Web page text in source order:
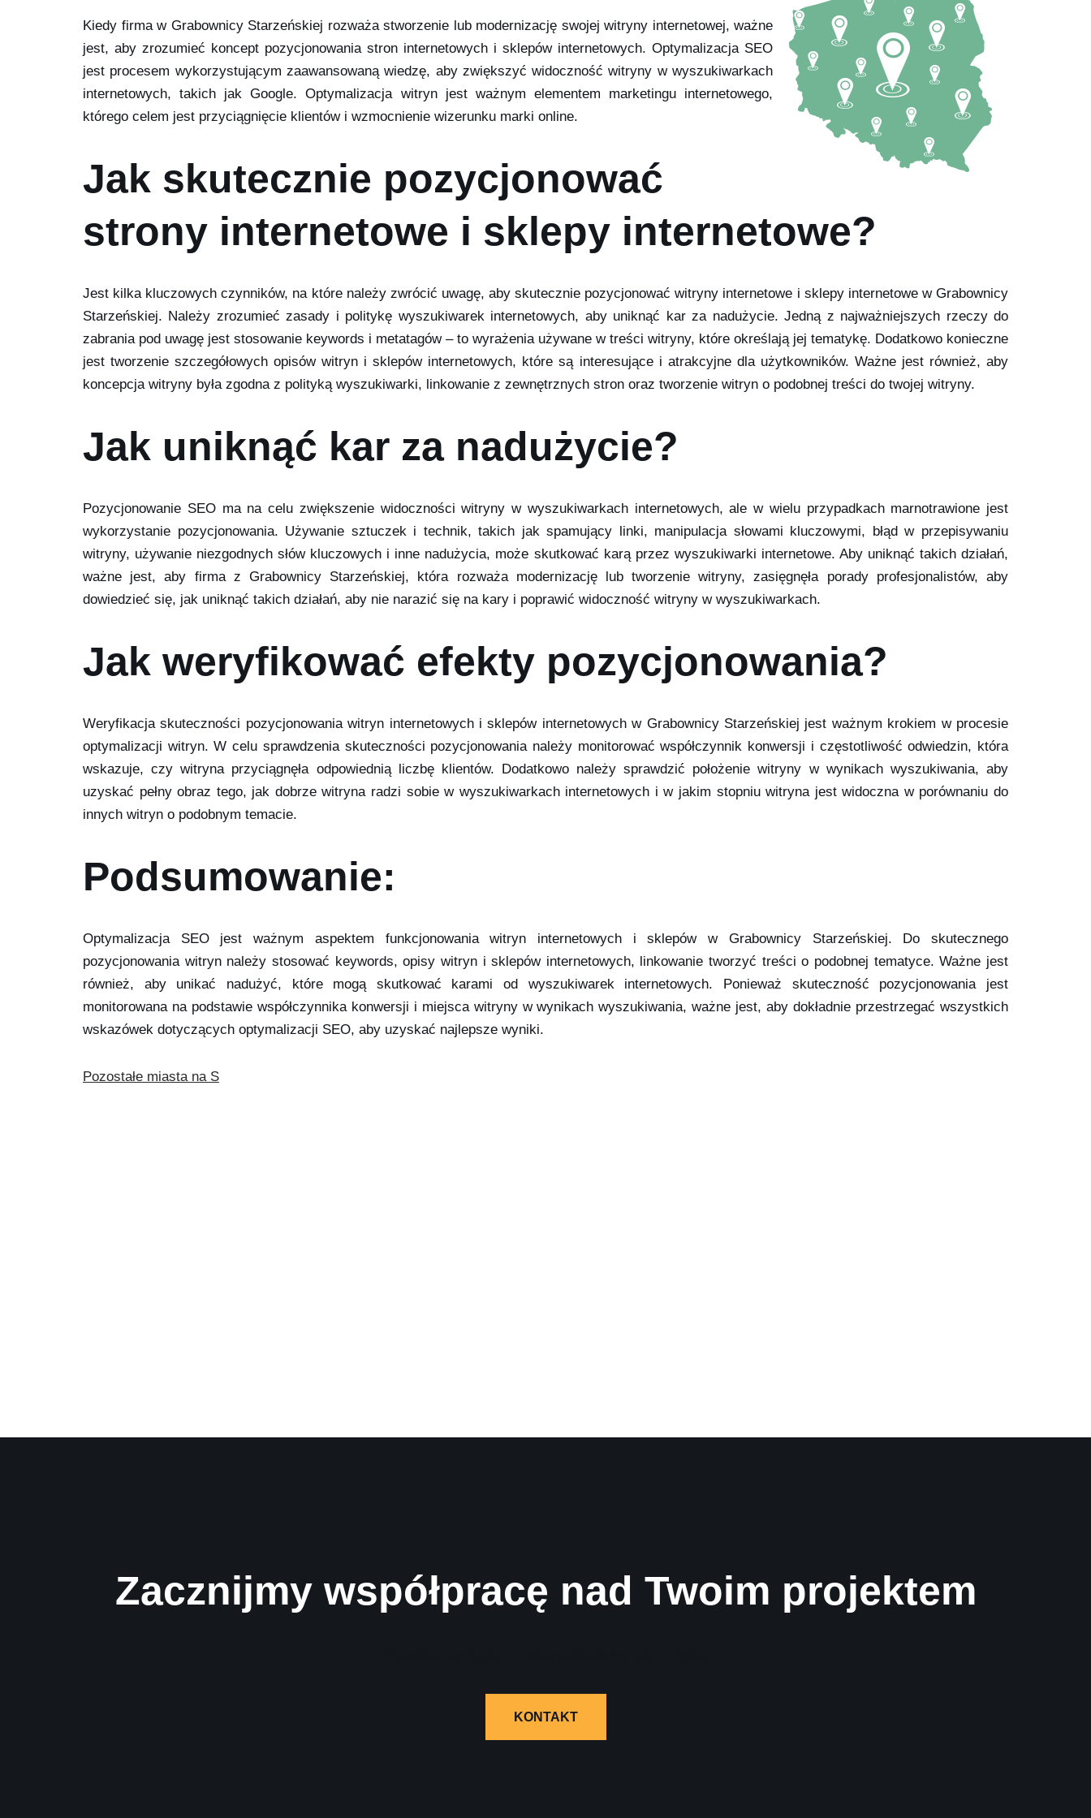
Kiedy firma w Grabownicy Starzeńskiej rozważa stworzenie lub modernizację swojej witryny internetowej, ważne
jest, aby zrozumieć koncept pozycjonowania stron internetowych i sklepów internetowych. Optymalizacja SEO
jest procesem wykorzystującym zaawansowaną wiedzę, aby zwiększyć widoczność witryny w wyszukiwarkach
internetowych, takich jak Google. Optymalizacja witryn jest ważnym elementem marketingu internetowego,
którego celem jest przyciągnięcie klientów i wzmocnienie wizerunku marki online.
Jak skutecznie pozycjonować
strony internetowe i sklepy internetowe?
Jest kilka kluczowych czynników, na które należy zwrócić uwagę, aby skutecznie pozycjonować witryny internetowe i sklepy internetowe w Grabownicy
Starzeńskiej. Należy zrozumieć zasady i politykę wyszukiwarek internetowych, aby uniknąć kar za nadużycie. Jedną z najważniejszych rzeczy do
zabrania pod uwagę jest stosowanie keywords i metatagów – to wyrażenia używane w treści witryny, które określają jej tematykę. Dodatkowo konieczne
jest tworzenie szczegółowych opisów witryn i sklepów internetowych, które są interesujące i atrakcyjne dla użytkowników. Ważne jest również, aby
koncepcja witryny była zgodna z polityką wyszukiwarki, linkowanie z zewnętrznych stron oraz tworzenie witryn o podobnej treści do twojej witryny.
Jak uniknąć kar za nadużycie?
Pozycjonowanie SEO ma na celu zwiększenie widoczności witryny w wyszukiwarkach internetowych, ale w wielu przypadkach marnotrawione jest
wykorzystanie pozycjonowania. Używanie sztuczek i technik, takich jak spamujący linki, manipulacja słowami kluczowymi, błąd w przepisywaniu
witryny, używanie niezgodnych słów kluczowych i inne nadużycia, może skutkować karą przez wyszukiwarki internetowe. Aby uniknąć takich działań,
ważne jest, aby firma z Grabownicy Starzeńskiej, która rozważa modernizację lub tworzenie witryny, zasięgnęła porady profesjonalistów, aby
dowiedzieć się, jak uniknąć takich działań, aby nie narazić się na kary i poprawić widoczność witryny w wyszukiwarkach.
Jak weryfikować efekty pozycjonowania?
Weryfikacja skuteczności pozycjonowania witryn internetowych i sklepów internetowych w Grabownicy Starzeńskiej jest ważnym krokiem w procesie
optymalizacji witryn. W celu sprawdzenia skuteczności pozycjonowania należy monitorować współczynnik konwersji i częstotliwość odwiedzin, która
wskazuje, czy witryna przyciągnęła odpowiednią liczbę klientów. Dodatkowo należy sprawdzić położenie witryny w wynikach wyszukiwania, aby
uzyskać pełny obraz tego, jak dobrze witryna radzi sobie w wyszukiwarkach internetowych i w jakim stopniu witryna jest widoczna w porównaniu do
innych witryn o podobnym temacie.
Podsumowanie:
Optymalizacja SEO jest ważnym aspektem funkcjonowania witryn internetowych i sklepów w Grabownicy Starzeńskiej. Do skutecznego
pozycjonowania witryn należy stosować keywords, opisy witryn i sklepów internetowych, linkowanie tworzyć treści o podobnej tematyce. Ważne jest
również, aby unikać nadużyć, które mogą skutkować karami od wyszukiwarek internetowych. Ponieważ skuteczność pozycjonowania jest
monitorowana na podstawie współczynnika konwersji i miejsca witryny w wynikach wyszukiwania, ważne jest, aby dokładnie przestrzegać wszystkich
wskazówek dotyczących optymalizacji SEO, aby uzyskać najlepsze wyniki.
Pozostałe miasta na S
Zacznijmy współpracę nad Twoim projektem
KONTAKT